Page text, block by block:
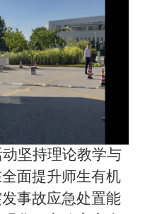
坚持理论教学与
面提升师生有机
事故应急处置能